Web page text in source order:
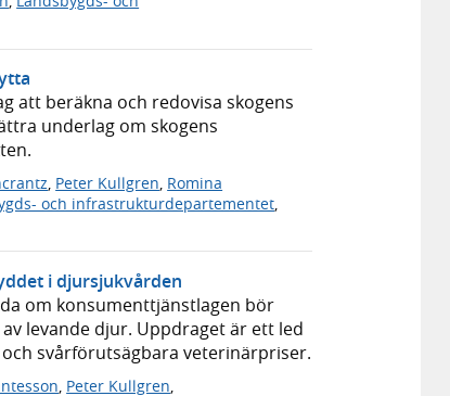
att beräkna och redovisa skogens
underlag om skogens
, Peter Kullgren, Romina
och infrastrukturdepartementet,
i djursjukvården
om konsumenttjänstlagen bör
levande djur. Uppdraget är ett led
svårförutsägbara veterinärpriser.
Peter Kullgren